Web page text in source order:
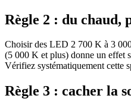
Règle 2 : du chaud,
Choisir des LED 2 700 K à 3
(5 000 K et plus) donne un effet
Vérifiez systématiquement cette
Règle 3 : cacher la